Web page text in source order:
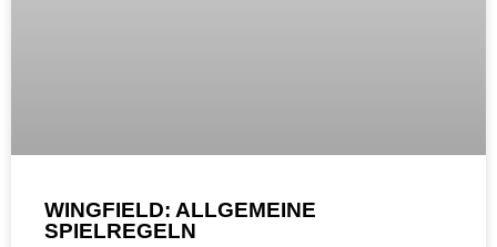
WINGFIELD: ALLGEMEINE
SPIELREGELN